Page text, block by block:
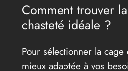
Comment trouver
chasteté idéale ?
Pour sélectionner la cage
mieux adaptée à vos